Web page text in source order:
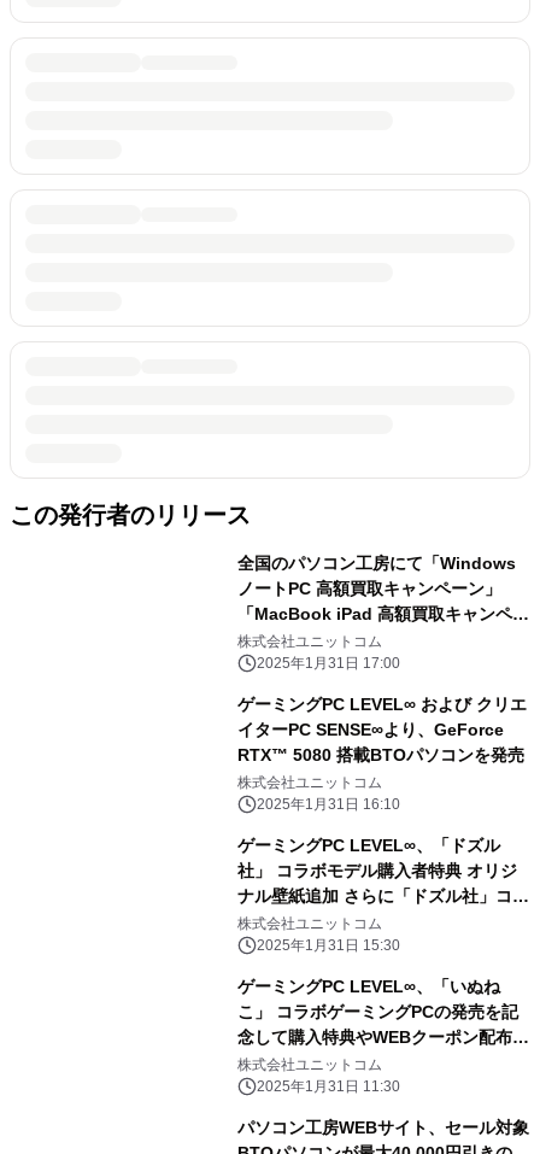
この発行者のリリース
全国のパソコン工房にて「Windows
ノートPC 高額買取キャンペーン」
「MacBook iPad 高額買取キャンペー
ン」を 2月1日から2月28日まで期間限
定で同時開催！ 対象商品の買取が最終
の日」開催日なら更に10％増額！
株式会社ユニットコム
2025年1月31日 17:00
ゲーミングPC LEVEL∞ および クリエ
イターPC SENSE∞より、GeForce
RTX™ 5080 搭載BTOパソコンを発売
株式会社ユニットコム
2025年1月31日 16:10
ゲーミングPC LEVEL∞、「ドズル
社」 コラボモデル購入者特典 オリジ
ナル壁紙追加 さらに「ドズル社」コラ
ボPC購入時に使える 5,000円OFF
WEBクーポン配布
株式会社ユニットコム
2025年1月31日 15:30
ゲーミングPC LEVEL∞、「いぬね
こ」 コラボゲーミングPCの発売を記
念して購入特典やWEBクーポン配布
さらに、サイン入りコラボPCが当たる
キャンペーン実施
株式会社ユニットコム
2025年1月31日 11:30
パソコン工房WEBサイト、セール対象